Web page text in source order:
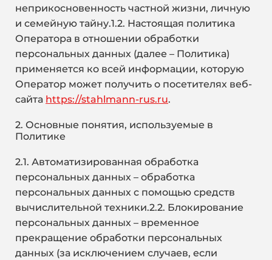
неприкосновенность частной жизни, личную
и семейную тайну.1.2. Настоящая политика
Оператора в отношении обработки
персональных данных (далее – Политика)
применяется ко всей информации, которую
Оператор может получить о посетителях веб-
сайта https://stahlmann-rus.ru.
2. Основные понятия, используемые в
Политике
2.1. Автоматизированная обработка
персональных данных – обработка
персональных данных с помощью средств
вычислительной техники.2.2. Блокирование
персональных данных – временное
прекращение обработки персональных
данных (за исключением случаев, если